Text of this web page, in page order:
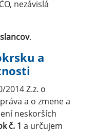
nezávislá
.
a
2014 Z.z. o
a o zmene a
neskorších
č. 1 a určujem